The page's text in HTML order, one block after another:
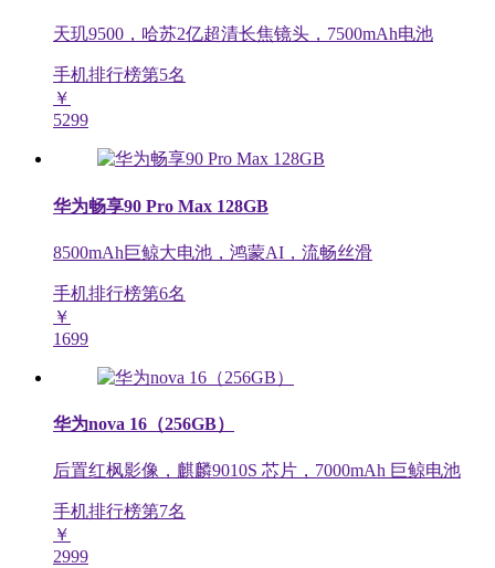
天玑9500，哈苏2亿超清长焦镜头，7500mAh电池
手机排行榜第5名
￥
5299
华为畅享90 Pro Max 128GB
8500mAh巨鲸大电池，鸿蒙AI，流畅丝滑
手机排行榜第6名
￥
1699
华为nova 16（256GB）
后置红枫影像，麒麟9010S 芯片，7000mAh 巨鲸电池
手机排行榜第7名
￥
2999